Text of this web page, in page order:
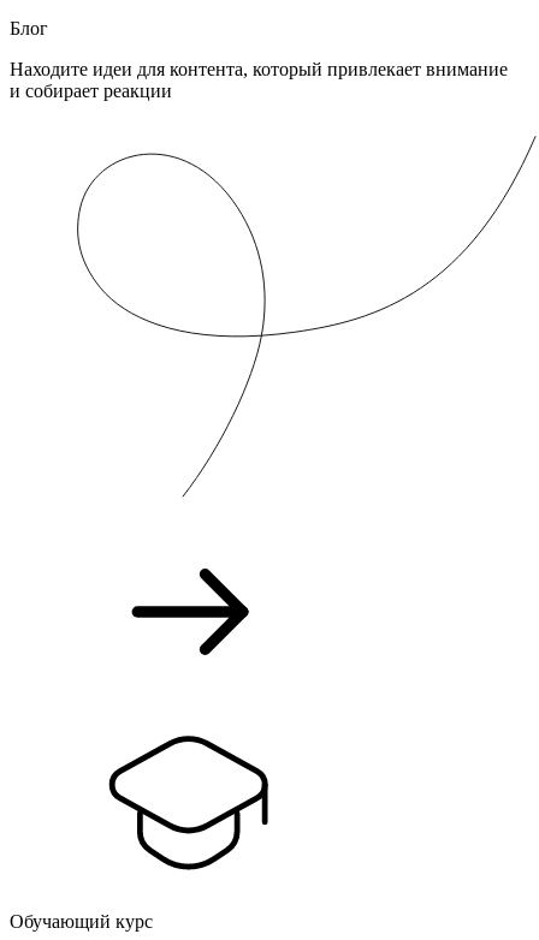
Блог
Находите идеи для контента, который привлекает внимание
и собирает реакции
Обучающий курс